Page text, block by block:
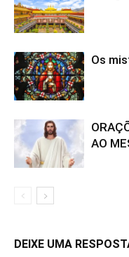
Os
AO
DEIXE UMA